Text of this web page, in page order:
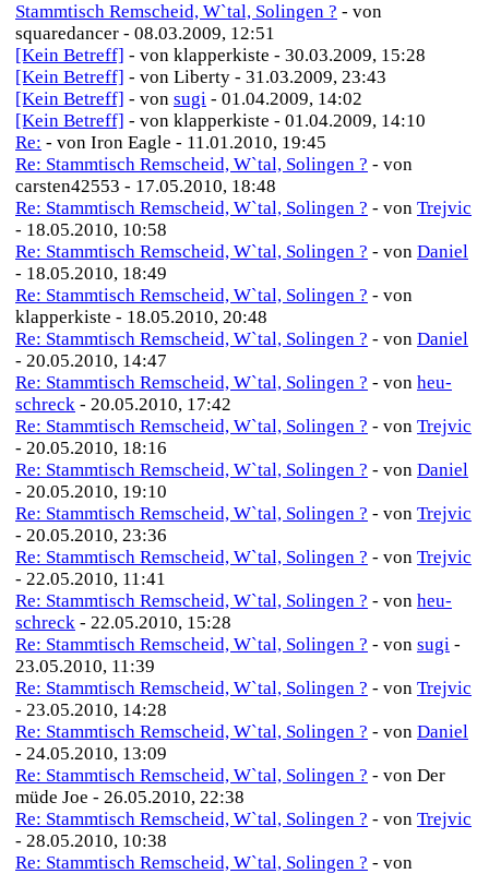
Stammtisch Remscheid, W`tal, Solingen ? - von
squaredancer - 08.03.2009, 12:51
[Kein Betreff] - von klapperkiste - 30.03.2009, 15:28
[Kein Betreff] - von Liberty - 31.03.2009, 23:43
[Kein Betreff] - von sugi - 01.04.2009, 14:02
[Kein Betreff] - von klapperkiste - 01.04.2009, 14:10
Re: - von Iron Eagle - 11.01.2010, 19:45
Re: Stammtisch Remscheid, W`tal, Solingen ? - von
carsten42553 - 17.05.2010, 18:48
Re: Stammtisch Remscheid, W`tal, Solingen ? - von Trejvic
- 18.05.2010, 10:58
Re: Stammtisch Remscheid, W`tal, Solingen ? - von Daniel
- 18.05.2010, 18:49
Re: Stammtisch Remscheid, W`tal, Solingen ? - von
klapperkiste - 18.05.2010, 20:48
Re: Stammtisch Remscheid, W`tal, Solingen ? - von Daniel
- 20.05.2010, 14:47
Re: Stammtisch Remscheid, W`tal, Solingen ? - von heu-
schreck - 20.05.2010, 17:42
Re: Stammtisch Remscheid, W`tal, Solingen ? - von Trejvic
- 20.05.2010, 18:16
Re: Stammtisch Remscheid, W`tal, Solingen ? - von Daniel
- 20.05.2010, 19:10
Re: Stammtisch Remscheid, W`tal, Solingen ? - von Trejvic
- 20.05.2010, 23:36
Re: Stammtisch Remscheid, W`tal, Solingen ? - von Trejvic
- 22.05.2010, 11:41
Re: Stammtisch Remscheid, W`tal, Solingen ? - von heu-
schreck - 22.05.2010, 15:28
Re: Stammtisch Remscheid, W`tal, Solingen ? - von sugi -
23.05.2010, 11:39
Re: Stammtisch Remscheid, W`tal, Solingen ? - von Trejvic
- 23.05.2010, 14:28
Re: Stammtisch Remscheid, W`tal, Solingen ? - von Daniel
- 24.05.2010, 13:09
Re: Stammtisch Remscheid, W`tal, Solingen ? - von Der
müde Joe - 26.05.2010, 22:38
Re: Stammtisch Remscheid, W`tal, Solingen ? - von Trejvic
- 28.05.2010, 10:38
Re: Stammtisch Remscheid, W`tal, Solingen ? - von